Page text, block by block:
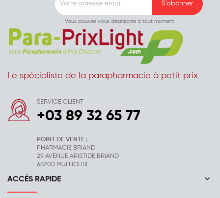
Vous pouvez vous désinscrire à tout moment.
Le spécialiste de la parapharmacie à petit prix
SERVICE CLIENT
+03 89 32 65 77
POINT DE VENTE :
PHARMACIE BRIAND
29 AVENUE ARISTIDE BRIAND
68200 MULHOUSE
ACCÉS RAPIDE keyboard_arrow_down